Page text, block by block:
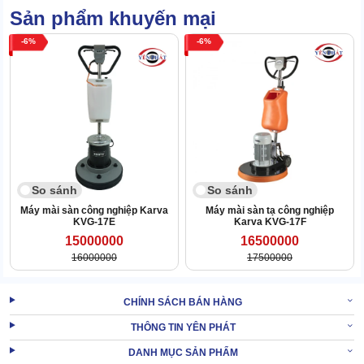
bề mặt trên diện rộng.
Từ đó, giúp tiến trình mài sàn diễn ra liền mạch, tối ưu năng suất
thu về.
Kết cấu thông minh, dễ dùng
ASL600-T1 (B) có thiết kế siêu thông minh, cà sàn cực tốt với 4
đĩa mài xoay với tốc độ cao.
Sản phẩm khuyến mại
6
So sánh
Máy mài sàn công nghiệp Karva
KVG-17E
15000000
16000000
6
So sánh
Máy mài sàn tạ công nghiệp
Karva KVG-17F
16500000
17500000
CHÍNH SÁCH BÁN HÀNG
THÔNG TIN YÊN PHÁT
DANH MỤC SẢN PHẨM